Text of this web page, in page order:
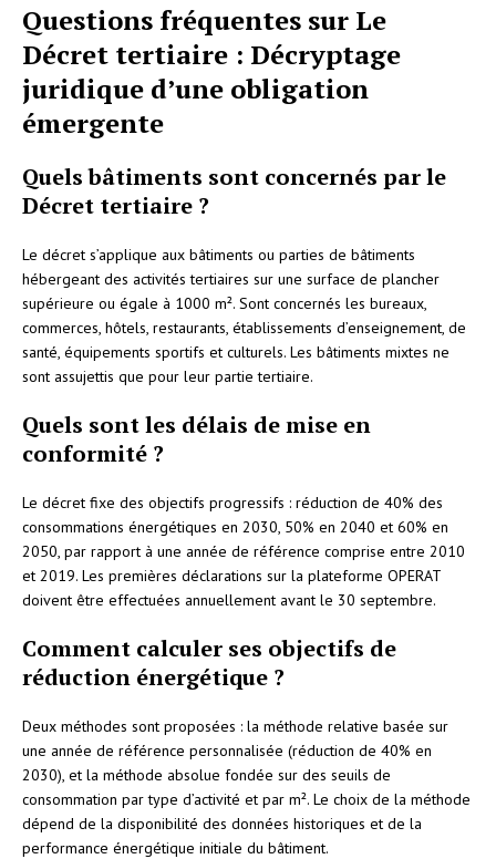
Questions fréquentes sur Le
Décret tertiaire : Décryptage
juridique d’une obligation
émergente
Quels bâtiments sont concernés par le
Décret tertiaire ?
Le décret s’applique aux bâtiments ou parties de bâtiments
hébergeant des activités tertiaires sur une surface de plancher
supérieure ou égale à 1000 m². Sont concernés les bureaux,
commerces, hôtels, restaurants, établissements d’enseignement, de
santé, équipements sportifs et culturels. Les bâtiments mixtes ne
sont assujettis que pour leur partie tertiaire.
Quels sont les délais de mise en
conformité ?
Le décret fixe des objectifs progressifs : réduction de 40% des
consommations énergétiques en 2030, 50% en 2040 et 60% en
2050, par rapport à une année de référence comprise entre 2010
et 2019. Les premières déclarations sur la plateforme OPERAT
doivent être effectuées annuellement avant le 30 septembre.
Comment calculer ses objectifs de
réduction énergétique ?
Deux méthodes sont proposées : la méthode relative basée sur
une année de référence personnalisée (réduction de 40% en
2030), et la méthode absolue fondée sur des seuils de
consommation par type d’activité et par m². Le choix de la méthode
dépend de la disponibilité des données historiques et de la
performance énergétique initiale du bâtiment.